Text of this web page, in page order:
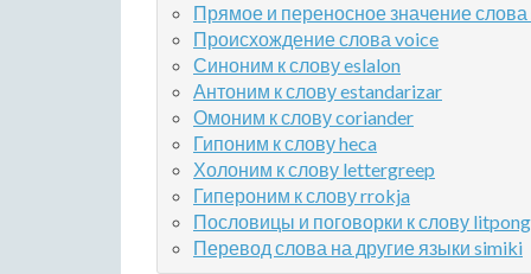
Прямое и переносное значение
Происхождение слова voice
Синоним к слову eslalon
Антоним к слову estandarizar
Омоним к слову coriander
Гипоним к слову heca
Холоним к слову lettergreep
Гипероним к слову rrokja
Пословицы и поговорки к слову litpong
Перевод слова на другие языки simiki